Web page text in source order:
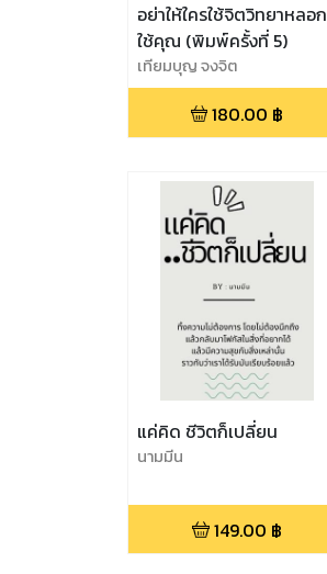
อย่าให้ใครใช้จิตวิทยาหลอก
ใช้คุณ (พิมพ์ครั้งที่ 5)
เทียมบุญ จงจิต
180.00 ฿
แค่คิด ชีวิตก็เปลี่ยน
นามมีน
149.00 ฿